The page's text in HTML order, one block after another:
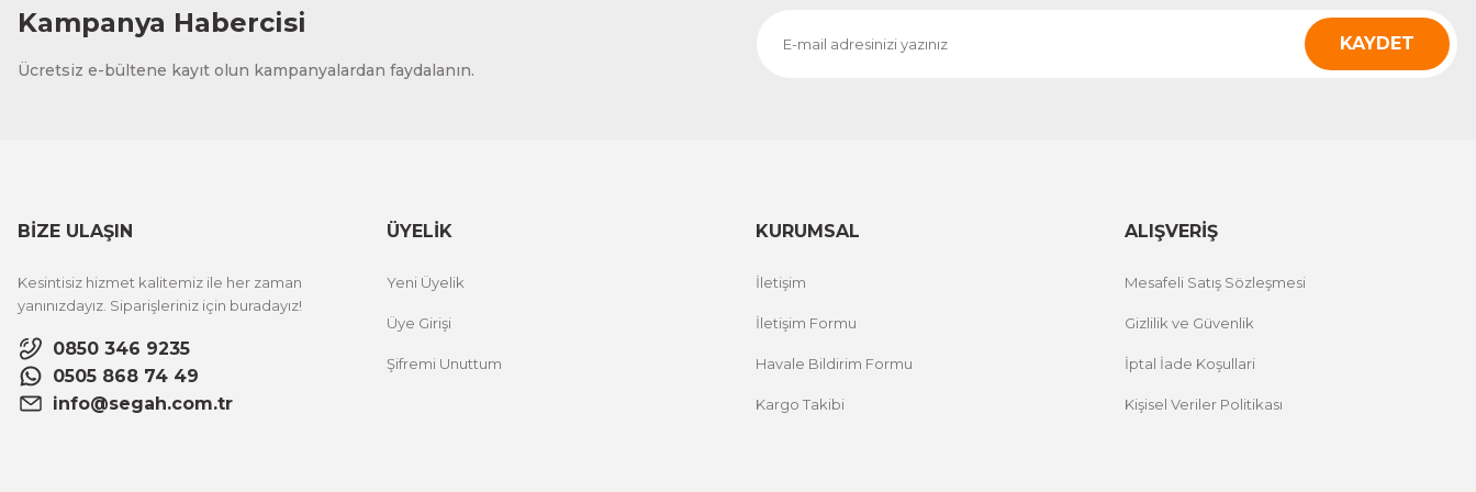
Kampanya Habercisi
Ücretsiz e-bültene kayıt olun kampanyalardan faydalanın.
KAYDET
BİZE ULAŞIN
Kesintisiz hizmet kalitemiz ile her zaman
yanınızdayız. Siparişleriniz için buradayız!
0850 346 9235
0505 868 74 49
info@segah.com.tr
ÜYELİK
Yeni Üyelik
Üye Girişi
Şifremi Unuttum
KURUMSAL
İletişim
İletişim Formu
Havale Bildirim Formu
Kargo Takibi
ALIŞVERİŞ
Mesafeli Satış Sözleşmesi
Gizlilik ve Güvenlik
İptal İade Koşullari
Kişisel Veriler Politikası